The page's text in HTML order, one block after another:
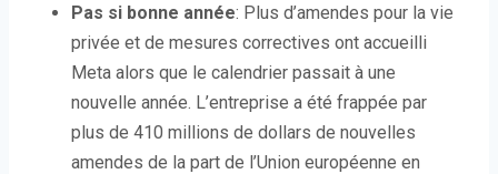
Pas si bonne année: Plus d’amendes pour la vie
privée et de mesures correctives ont accueilli
Meta alors que le calendrier passait à une
nouvelle année. L’entreprise a été frappée par
plus de 410 millions de dollars de nouvelles
amendes de la part de l’Union européenne en